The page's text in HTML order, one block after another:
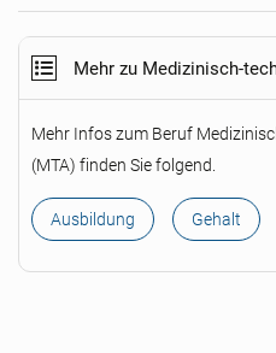
Mehr zu Medizinisch-
Mehr Infos zum Beruf
(MTA) finden Sie folgend.
Ausbildung Gehalt